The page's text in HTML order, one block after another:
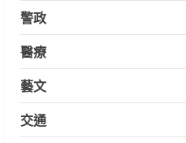
警政
醫療
藝文
交通